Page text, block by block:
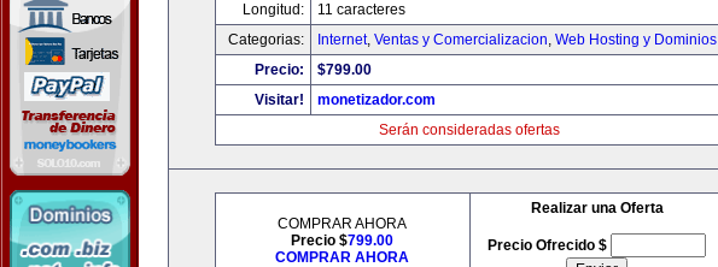
Longitud:
11 caracteres
Categorias:
Internet, Ventas y Comercializacion, Web Hosting y Dominios
Precio:
$799.00
Visitar!
monetizador.com
Serán consideradas ofertas
COMPRAR AHORA
Precio $799.00
COMPRAR AHORA
Realizar una Oferta
Precio Ofrecido $